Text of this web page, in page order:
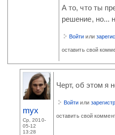
А то, что ты
решение, но...
Войти или
оставить свой
myx
Ср, 2010-
05-12
13:28
Черт, об этом я
Войти или
оставить свой